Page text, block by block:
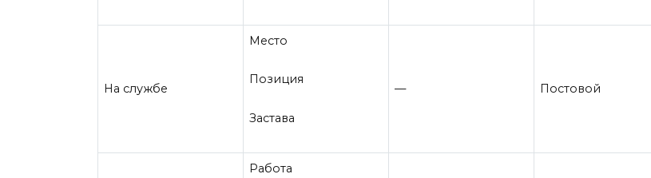
На службе
Место
Позиция
Застава
— Постовой
Работа